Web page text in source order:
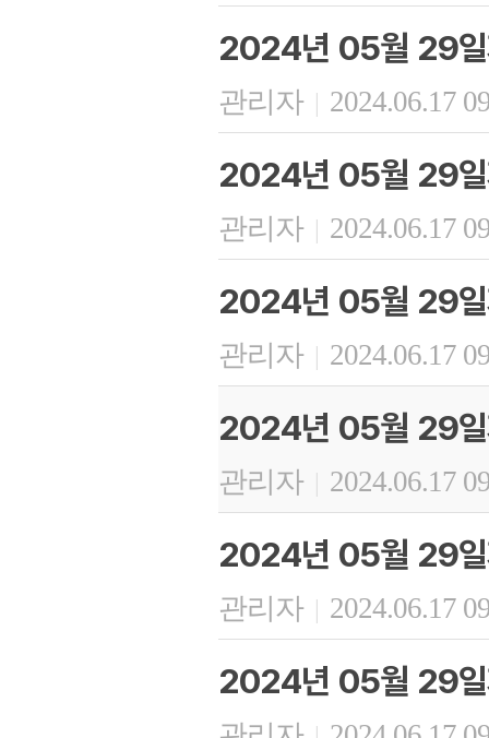
2024년 05월 29일
관리자 | 2024.06.17
2024년 05월 29일
관리자 | 2024.06.17
2024년 05월 29일
관리자 | 2024.06.17
2024년 05월 29일
관리자 | 2024.06.17
2024년 05월 29일
관리자 | 2024.06.17
2024년 05월 29일